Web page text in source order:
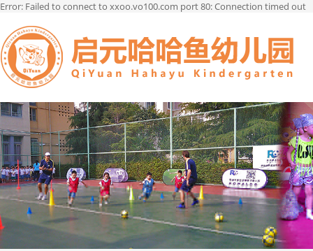
Error: Failed to connect to xxoo.vo100.com port 80: Connection timed out
菜单